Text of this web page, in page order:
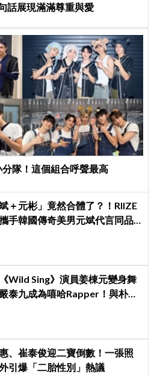
話展現滿滿尊重與愛
隊！這個組合呼聲最高
斌＋元彬」竟然合體了？！RIIZE
手韓國傳奇美男元斌代言同品
Wild Sing》演員姜棟元變身舞
泰九成為嘻哈Rapper！與朴智
、崔泰俊迎二寶倒數！一張照
引爆「二胎性別」熱議